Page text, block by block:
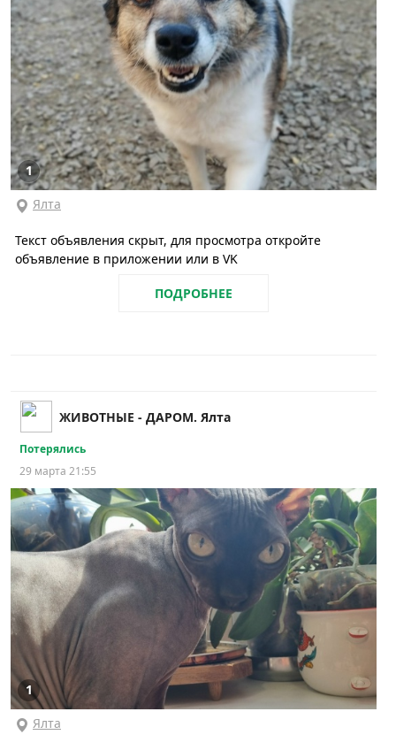
1
Ялта
Текст объявления скрыт, для просмотра откройте
объявление в приложении или в VK
ПОДРОБНЕЕ
ЖИВОТНЫЕ - ДАРОМ. Ялта
Потерялись
29 марта 21:55
1
Ялта